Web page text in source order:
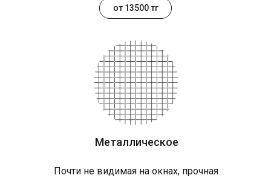
Металлическое
Почти не видимая на окнах, прочная
от 13500 тг